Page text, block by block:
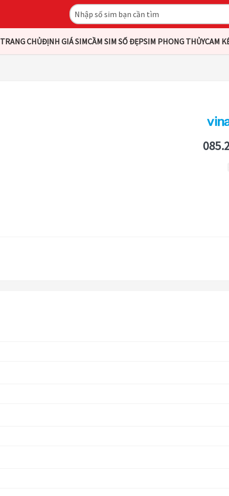
TRANG CHỦĐỊNH GIÁ SIMCẦM SIM SỐ ĐẸPSIM PHONG THỦYCAM